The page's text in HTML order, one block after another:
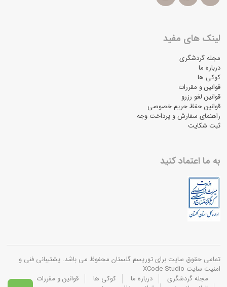
لینک های مفید
مجله گردشگری
درباره ما
کوکی ها
قوانین و مقررات
قوانین لغو رزرو
قوانین حفظ حریم خصوصی
راهنمای سفارش و پرداخت وجه
ثبت شکایت
به ما اعتماد کنید
تمامی حقوق سایت برای توریسم گلستان محفوظ می باشد. پشتیبانی فنی و
امنیت سایت XCode Studio
مجله گردشگری
درباره ما کوکی ها
قوانین و مقررات